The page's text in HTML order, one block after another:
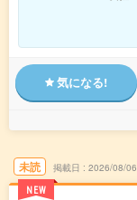
気になる!
未読
NEW
掲載日 2026/08/06